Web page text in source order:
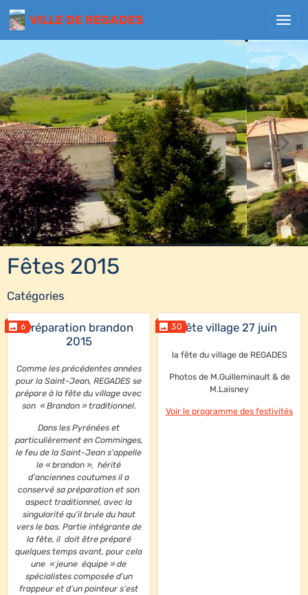
VILLE DE REGADES
Fêtes 2015
Catégories
6préparation brandon
2015
Comme les précédentes années
pour la Saint-Jean, REGADES se
prépare à la fête du village avec
son « Brandon » traditionnel.
Dans les Pyrénées et
particulièrement en Comminges,
le feu de la Saint-Jean s'appelle
le « brandon », hérité
d’anciennes coutumes il a
conservé sa préparation et son
aspect traditionnel, avec la
singularité qu’il brule du haut
vers le bas. Partie intégrante de
la fête, il doit être préparé
quelques temps avant, pour cela
une « jeune équipe » de
spécialistes composée d’un
frappeur et d’un pointeur s’est
30fête village 27 juin
la fête du village de REGADES
Photos de M.Guilleminault & de
M.Laisney
Voir le programme des festivités